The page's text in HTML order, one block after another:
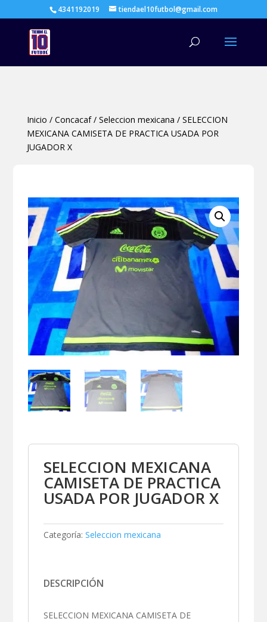
4341192019 tiendael10futbol@gmail.com
Inicio / Concacaf/ Seleccion mexicana / SELECCION
MEXICANA CAMISETA DE PRACTICA USADA POR
JUGADOR X
SELECCION MEXICANA
CAMISETA DE PRACTICA
USADA POR JUGADOR X
Categoría: Seleccion mexicana
DESCRIPCIÓN
SELECCION MEXICANA CAMISETA DE